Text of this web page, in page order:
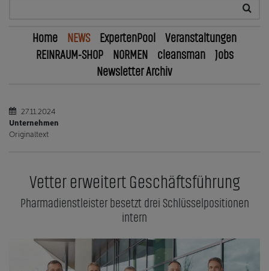
Home NEWS ExpertenPool
Veranstaltungen
REINRAUM-SHOP
NORMEN cleansman
Jobs
Newsletter Archiv
27.11.2024
Unternehmen
Originaltext
Vetter erweitert Geschäftsführung
Pharmadienstleister besetzt drei Schlüsselpositionen
intern